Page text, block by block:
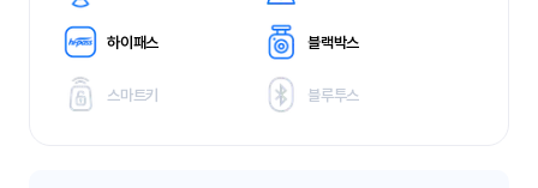
하이패스 블랙박스
스마트키 블루투스